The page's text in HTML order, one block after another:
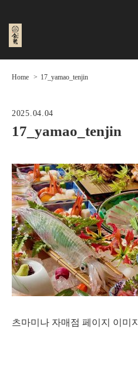
Home 17_yamao_tenjin
2025.04.04
17_yamao_tenjin
츠마미나 자매점 페이지 이미지